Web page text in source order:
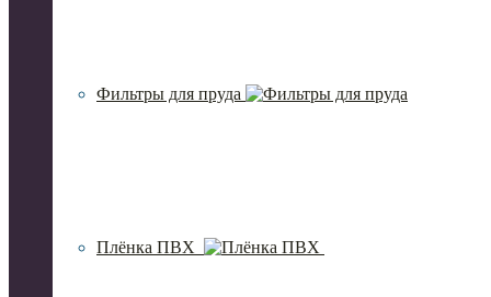
Фильтры для пруда
Плёнка ПВХ